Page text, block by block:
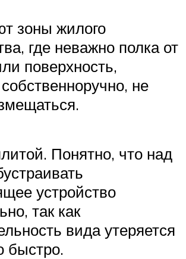
зоны жилого
где неважно полка от
поверхность,
не
Понятно, что над
устройство
так как
вида утеряется
быстро.